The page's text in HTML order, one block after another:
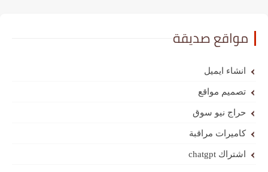
مواقع صديقة
انشاء ايميل
تصميم مواقع
حراج نيو سوق
كاميرات مراقبة
اشتراك chatgpt